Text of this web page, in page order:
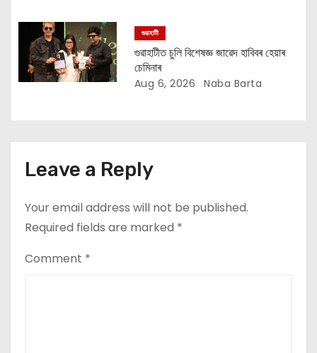
গুৱাহাটী
গুৱাহাটীত চুলি বিশেষজ্ঞ জাৱেদ হাবিবৰ হেয়াৰ
চেমিনাৰ
Aug 6, 2026 Naba Barta
Leave a Reply
Your email address will not be published.
Required fields are marked *
Comment *